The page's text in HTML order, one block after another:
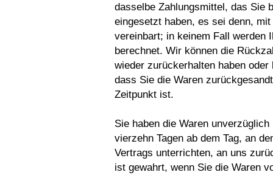
dasselbe Zahlungsmittel, das Sie
eingesetzt haben, es sei denn,
vereinbart; in keinem Fall werden
berechnet. Wir können die
wieder zurückerhalten haben
dass Sie die Waren
Zeitpunkt ist.
Sie haben die Waren
vierzehn Tagen ab dem Tag, an
Vertrags unterrichten, an uns
ist gewahrt, wenn Sie die Waren